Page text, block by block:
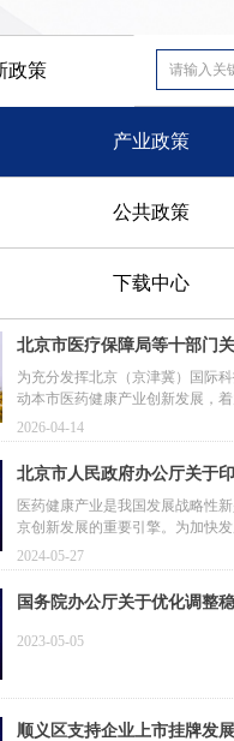
北京市医疗保障局等十部门
医药高质量发展若干措施 （
为充分发挥北京（京津冀）国际
动本市医药健康产业创新发展，
高质量发展，更好满足人民群众
举措
2026-04-14
北京市人民政府办公厅关于
协同创新行动计划（2024-
医药健康产业是我国发展战略性
京创新发展的重要引擎。为加快
产业更高质量更高水平发展，特制
2024-05-27
国务院办公厅关于优化调整
2023-05-05
顺义区支持企业上市挂牌发
产业政策
政策
公共政策
下载中心